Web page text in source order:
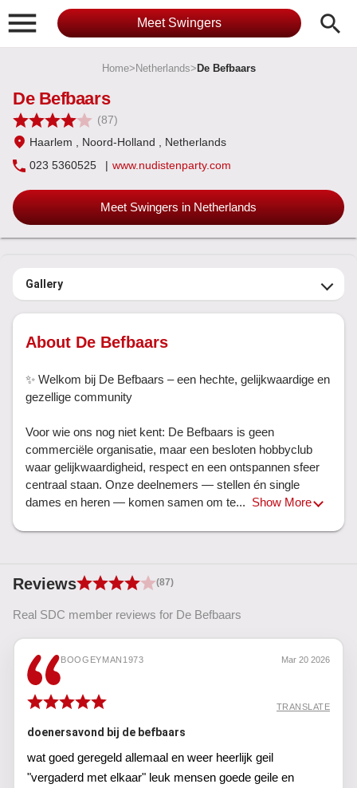
 Meet Swingers search
Home> Netherlands> De Befbaars
De Befbaars
(87)
Haarlem
, Noord-Holland
, Netherlands
023 5360525
| www.nudistenparty.com
Meet Swingers in Netherlands
Gallery
About De Befbaars
✨ Welkom bij De Befbaars – een hechte, gelijkwaardige en
gezellige community
Voor wie ons nog niet kent: De Befbaars is geen
commerciële organisatie, maar een besloten hobbyclub
waar gelijkwaardigheid, respect en een ontspannen sfeer
centraal staan. Onze deelnemers — stellen én single
dames en heren — komen samen om te... Show More
Reviews (87)
Real SDC member reviews for De Befbaars
BOOGEYMAN1973 Mar 20 2026
TRANSLATE
doenersavond bij de befbaars
wat goed geregeld allemaal en weer heerlijk geil
"vergaderd met elkaar" leuk mensen goede geile en